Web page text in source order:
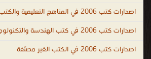
اصدارات كتب 2006 في المناهج التعليمية والكتب الدراسية
اصدارات كتب 2006 في كتب الهندسة والتكنولوجيا
اصدارات كتب 2006 في الكتب الغير مصنّفة